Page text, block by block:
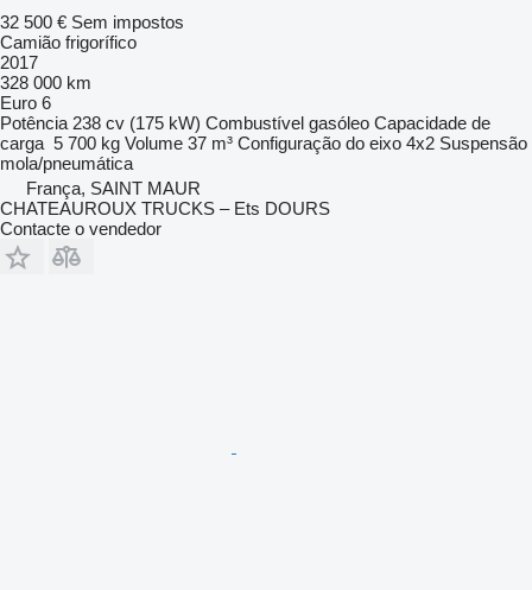
32 500 € Sem impostos
Camião frigorífico
2017
328 000 km
Euro 6
Potência 238 cv (175 kW) Combustível gasóleo Capacidade de
carga 5 700 kg Volume 37 m³ Configuração do eixo 4x2 Suspensão
mola/pneumática
França, SAINT MAUR
CHATEAUROUX TRUCKS – Ets DOURS
Contacte o vendedor